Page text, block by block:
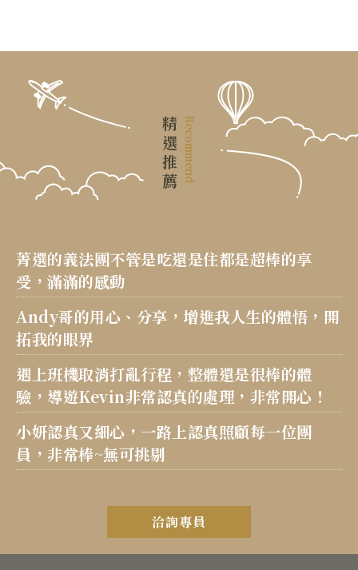
精選推薦Recommend
菁選的義法團不管是吃還是住都是超棒的享
受，滿滿的感動
Andy哥的用心、分享，增進我人生的體悟，開
拓我的眼界
遇上班機取消打亂行程，整體還是很棒的體
驗，導遊Kevin非常認真的處理，非常開心！
小妍認真又細心，一路上認真照顧每一位團
員，非常棒~無可挑剔
洽詢專員